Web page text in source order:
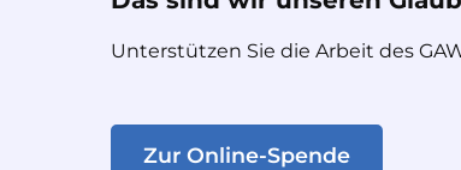
Unterstützen Sie die Arbeit des
Zur Online-Spende